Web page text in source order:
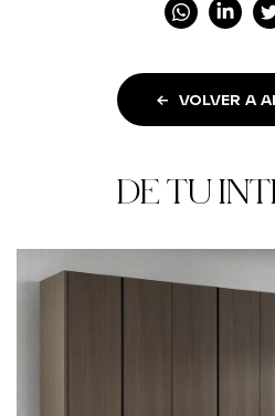
VOLVER A
DE TU